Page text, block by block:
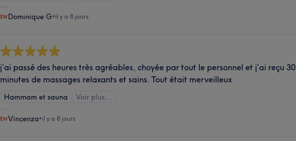
Dominique G•il y a 8 jours
j’ai passé des heures très agréables, choyée par tout le personnel et j’ai reçu 30
minutes de massages relaxants et sains. Tout était merveilleux
Hammam et sauna Voir plus...
Vincenza•il y a 8 jours